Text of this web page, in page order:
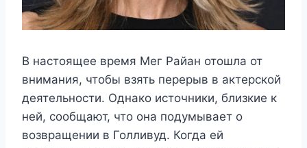
В настоящее время Мег Райан отошла от
внимания, чтобы взять перерыв в актерской
деятельности. Однако источники, близкие к
ней, сообщают, что она подумывает о
возвращении в Голливуд. Когда ей